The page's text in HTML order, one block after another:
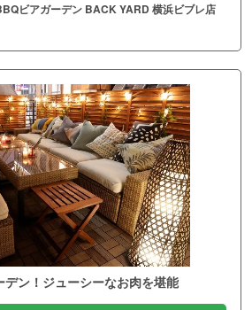
ビアガーデン BACK YARD 横浜ビブレ店
デン！ジューシーなお肉を堪能